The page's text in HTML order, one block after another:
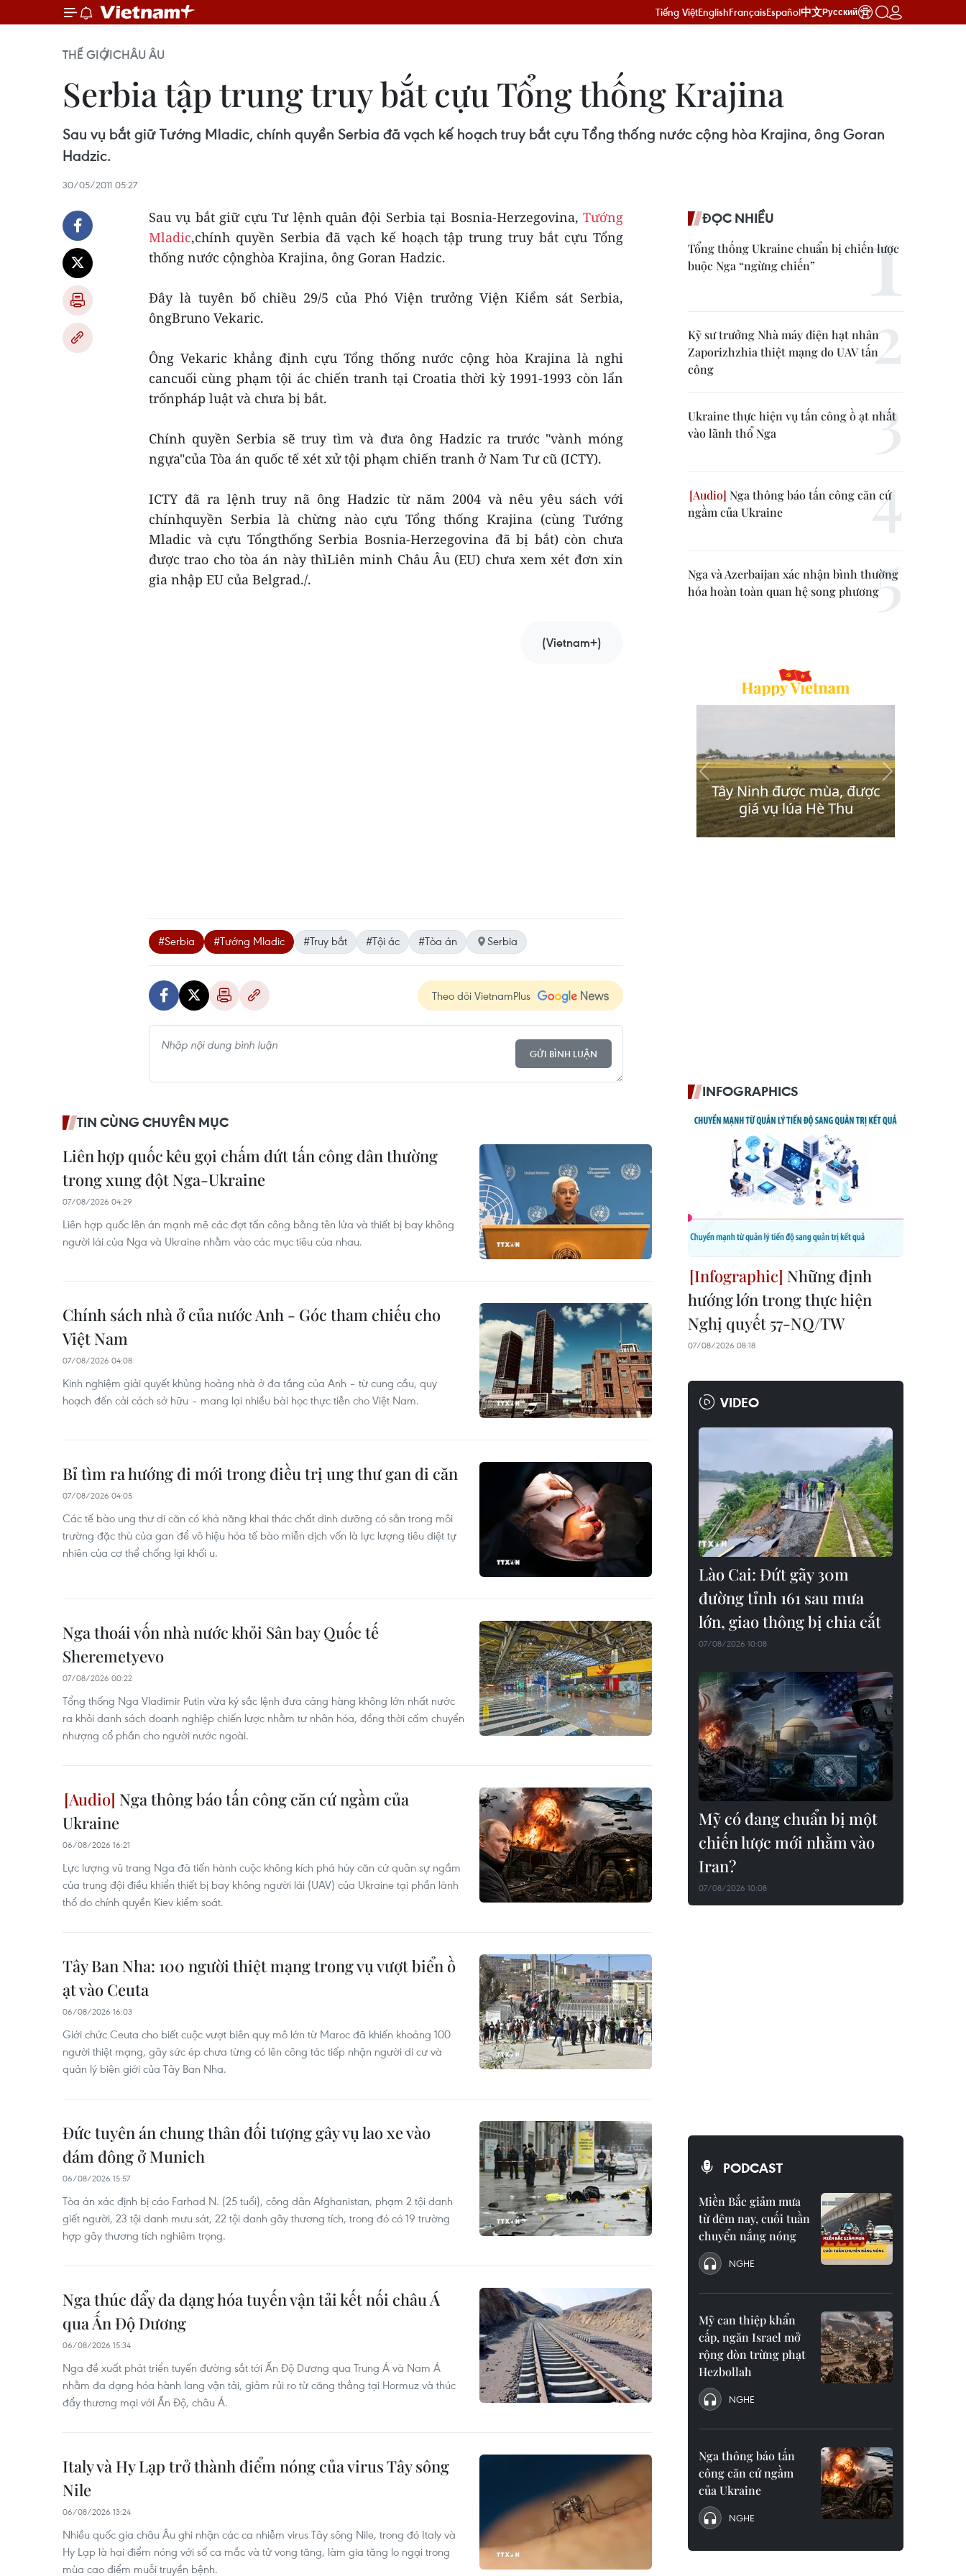
Tiếng ViệtEnglishFrançaisEspañol中文Русский
THẾ GIỚICHÂU ÂU
Serbia tập trung truy bắt cựu Tổng thống Krajina
Sau vụ bắt giữ Tướng Mladic, chính quyền Serbia đã vạch kế hoạch truy bắt cựu Tổng thống nước cộng hòa Krajina, ông Goran
Hadzic.
30/05/2011 05:27
Sau vụ bắt giữ cựu Tư lệnh quân đội Serbia tại Bosnia-Herzegovina, Tướng
Mladic,chính quyền Serbia đã vạch kế hoạch tập trung truy bắt cựu Tổng
thống nước cộnghòa Krajina, ông Goran Hadzic.
Đây là tuyên bố chiều 29/5 của Phó Viện trưởng Viện Kiểm sát Serbia,
ôngBruno Vekaric.
Ông Vekaric khẳng định cựu Tổng thống nước cộng hòa Krajina là nghi
cancuối cùng phạm tội ác chiến tranh tại Croatia thời kỳ 1991-1993 còn lẩn
trốnpháp luật và chưa bị bắt.
Chính quyền Serbia sẽ truy tìm và đưa ông Hadzic ra trước "vành móng
ngựa"của Tòa án quốc tế xét xử tội phạm chiến tranh ở Nam Tư cũ (ICTY).
ICTY đã ra lệnh truy nã ông Hadzic từ năm 2004 và nêu yêu sách với
chínhquyền Serbia là chừng nào cựu Tổng thống Krajina (cùng Tướng
Mladic và cựu Tổngthống Serbia Bosnia-Herzegovina đã bị bắt) còn chưa
được trao cho tòa án này thìLiên minh Châu Âu (EU) chưa xem xét đơn xin
gia nhập EU của Belgrad./.
(Vietnam+)
#Serbia #Tướng Mladic #Truy bắt #Tội ác #Tòa án Serbia
Theo dõi VietnamPlus
GỬI BÌNH LUẬN
TIN CÙNG CHUYÊN MỤC
Liên hợp quốc kêu gọi chấm dứt tấn công dân thường
trong xung đột Nga-Ukraine
07/08/2026 04:29
Liên hợp quốc lên án mạnh mẽ các đợt tấn công bằng tên lửa và thiết bị bay không
người lái của Nga và Ukraine nhằm vào các mục tiêu của nhau.
Chính sách nhà ở của nước Anh - Góc tham chiếu cho
Việt Nam
07/08/2026 04:08
Kinh nghiệm giải quyết khủng hoảng nhà ở đa tầng của Anh – từ cung cầu, quy
hoạch đến cải cách sở hữu – mang lại nhiều bài học thực tiễn cho Việt Nam.
Bỉ tìm ra hướng đi mới trong điều trị ung thư gan di căn
07/08/2026 04:05
Các tế bào ung thư di căn có khả năng khai thác chất dinh dưỡng có sẵn trong môi
trường đặc thù của gan để vô hiệu hóa tế bào miễn dịch vốn là lực lượng tiêu diệt tự
nhiên của cơ thể chống lại khối u.
Nga thoái vốn nhà nước khỏi Sân bay Quốc tế
Sheremetyevo
07/08/2026 00:22
Tổng thống Nga Vladimir Putin vừa ký sắc lệnh đưa cảng hàng không lớn nhất nước
ra khỏi danh sách doanh nghiệp chiến lược nhằm tư nhân hóa, đồng thời cấm chuyển
nhượng cổ phần cho người nước ngoài.
Nga thông báo tấn công căn cứ ngầm của
Ukraine
06/08/2026 16:21
Lực lượng vũ trang Nga đã tiến hành cuộc không kích phá hủy căn cứ quân sự ngầm
của trung đội điều khiển thiết bị bay không người lái (UAV) của Ukraine tại phần lãnh
thổ do chính quyền Kiev kiểm soát.
Tây Ban Nha: 100 người thiệt mạng trong vụ vượt biển ồ
ạt vào Ceuta
06/08/2026 16:03
Giới chức Ceuta cho biết cuộc vượt biên quy mô lớn từ Maroc đã khiến khoảng 100
người thiệt mạng, gây sức ép chưa từng có lên công tác tiếp nhận người di cư và
quản lý biên giới của Tây Ban Nha.
Đức tuyên án chung thân đối tượng gây vụ lao xe vào
đám đông ở Munich
06/08/2026 15:57
Tòa án xác định bị cáo Farhad N. (25 tuổi), công dân Afghanistan, phạm 2 tội danh
giết người, 23 tội danh mưu sát, 22 tội danh gây thương tích, trong đó có 19 trường
hợp gây thương tích nghiêm trọng.
Nga thúc đẩy đa dạng hóa tuyến vận tải kết nối châu Á
qua Ấn Độ Dương
06/08/2026 15:34
Nga đề xuất phát triển tuyến đường sắt tới Ấn Độ Dương qua Trung Á và Nam Á
nhằm đa dạng hóa hành lang vận tải, giảm rủi ro từ căng thẳng tại Hormuz và thúc
đẩy thương mại với Ấn Độ, châu Á.
Italy và Hy Lạp trở thành điểm nóng của virus Tây sông
Nile
06/08/2026 13:24
Nhiều quốc gia châu Âu ghi nhận các ca nhiễm virus Tây sông Nile, trong đó Italy và
Hy Lạp là hai điểm nóng với số ca mắc và tử vong tăng, làm gia tăng lo ngại trong
mùa cao điểm muỗi truyền bệnh.
ĐỌC NHIỀU
Tổng thống Ukraine chuẩn bị chiến lược
buộc Nga “ngừng chiến”
Kỹ sư trưởng Nhà máy điện hạt nhân
Zaporizhzhia thiệt mạng do UAV tấn
công
Ukraine thực hiện vụ tấn công ồ ạt nhất
vào lãnh thổ Nga
Nga thông báo tấn công căn cứ
ngầm của Ukraine
Nga và Azerbaijan xác nhận bình thường
hóa hoàn toàn quan hệ song phương
INFOGRAPHICS
Những định
hướng lớn trong thực hiện
Nghị quyết 57-NQ/TW
07/08/2026 08:18
VIDEO
Lào Cai: Đứt gãy 30m
đường tỉnh 161 sau mưa
lớn, giao thông bị chia cắt
07/08/2026 10:08
Mỹ có đang chuẩn bị một
chiến lược mới nhằm vào
Iran?
07/08/2026 10:08
PODCAST
Miền Bắc giảm mưa
từ đêm nay, cuối tuần
chuyển nắng nóng
NGHE
Mỹ can thiệp khẩn
cấp, ngăn Israel mở
rộng đòn trừng phạt
Hezbollah
NGHE
Nga thông báo tấn
công căn cứ ngầm
của Ukraine
NGHE